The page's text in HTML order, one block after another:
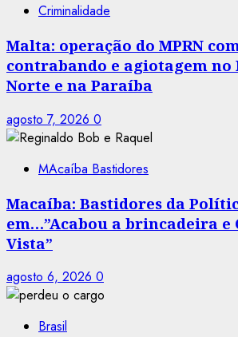
Criminalidade
Malta: operação do MPRN
contrabando e agiotagem no
Norte e na Paraíba
agosto 7, 2026 0
MAcaíba Bastidores
Macaíba: Bastidores da
em…”Acabou a brincadeira e
Vista”
agosto 6, 2026 0
Brasil